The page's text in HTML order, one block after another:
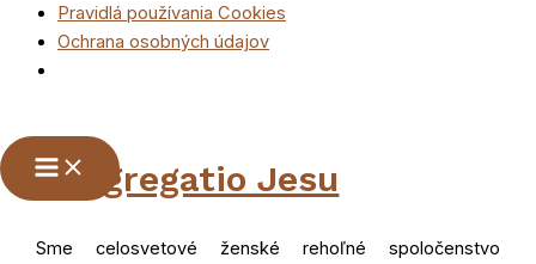
Pravidlá používania Cookies
Ochrana osobných údajov
na
obsah
Main
Menu
Congregatio Jesu
Sme celosvetové ženské rehoľné spoločenstvo